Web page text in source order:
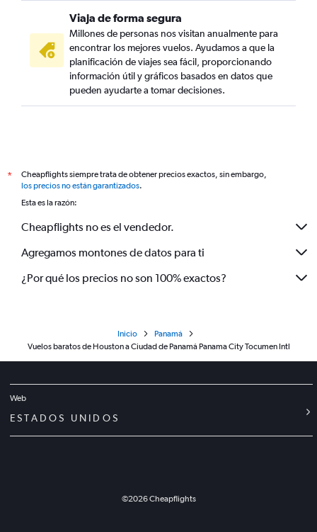
Viaja de forma segura
Millones de personas nos visitan anualmente para
encontrar los mejores vuelos. Ayudamos a que la
planificación de viajes sea fácil, proporcionando
información útil y gráficos basados en datos que
pueden ayudarte a tomar decisiones.
*
Cheapflights siempre trata de obtener precios exactos, sin embargo,
los precios no están garantizados.
Esta es la razón:
Cheapflights no es el vendedor.
Agregamos montones de datos para ti
¿Por qué los precios no son 100% exactos?
Inicio
Panamá
Vuelos baratos de Houston a Ciudad de Panamá Panama City Tocumen Intl
Web
ESTADOS UNIDOS
©2026Cheapflights